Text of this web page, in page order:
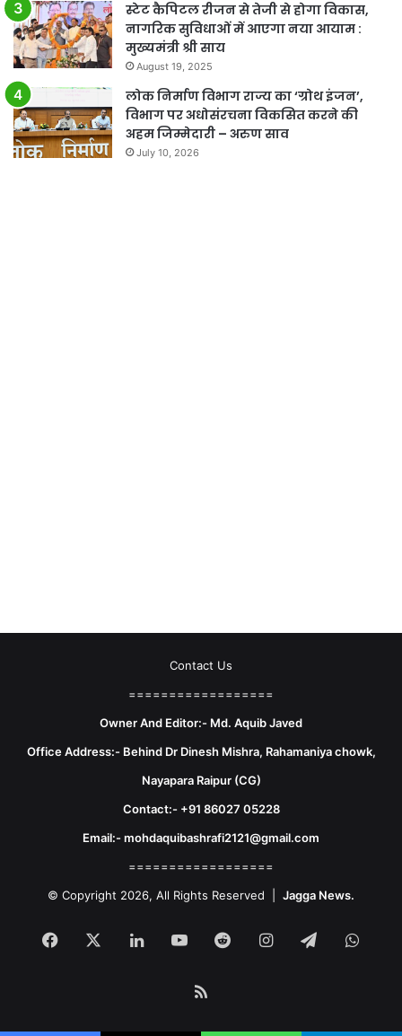
स्टेट कैपिटल रीजन से तेजी से होगा विकास,
नागरिक सुविधाओं में आएगा नया आयाम :
मुख्यमंत्री श्री साय
August 19, 2025
लोक निर्माण विभाग राज्य का ‘ग्रोथ इंजन’,
विभाग पर अधोसंरचना विकसित करने की
अहम जिम्मेदारी – अरुण साव
July 10, 2026
Contact Us
==================
Owner And Editor:- Md. Aquib Javed
Office Address:- Behind Dr Dinesh Mishra, Rahamaniya chowk,
Nayapara Raipur (CG)
Contact:- +91 86027 05228
Email:- mohdaquibashrafi2121@gmail.com
==================
© Copyright 2026, All Rights Reserved | Jagga News.
Facebook LinkedInYouTubeRedditInstagram
Telegram
RSS